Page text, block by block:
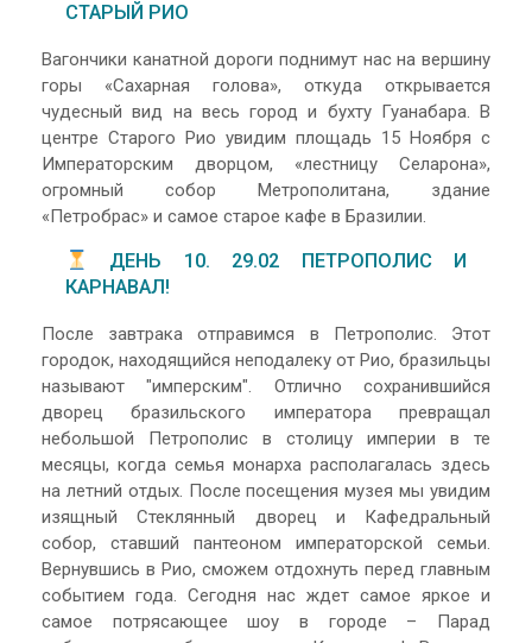
СТАРЫЙ РИО
Вагончики канатной дороги поднимут нас на вершину
горы «Сахарная голова», откуда открывается
чудесный вид на весь город и бухту Гуанабара. В
центре Старого Рио увидим площадь 15 Ноября с
Императорским дворцом, «лестницу Селарона»,
огромный собор Метрополитана, здание
«Петробрас» и самое старое кафе в Бразилии.
ДЕНЬ 10. 29.02 ПЕТРОПОЛИС И
КАРНАВАЛ!
После завтрака отправимся в Петрополис. Этот
городок, находящийся неподалеку от Рио, бразильцы
называют "имперским". Отлично сохранившийся
дворец бразильского императора превращал
небольшой Петрополис в столицу империи в те
месяцы, когда семья монарха располагалась здесь
на летний отдых. После посещения музея мы увидим
изящный Стеклянный дворец и Кафедральный
собор, ставший пантеоном императорской семьи.
Вернувшись в Рио, сможем отдохнуть перед главным
событием года. Сегодня нас ждет самое яркое и
самое потрясающее шоу в городе – Парад